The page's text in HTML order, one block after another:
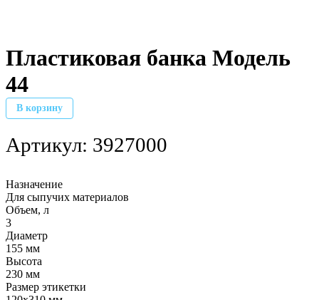
Пластиковая банка Модель
44
В корзину
Артикул: 3927000
Назначение
Для сыпучих материалов
Объем, л
3
Диаметр
155 мм
Высота
230 мм
Размер этикетки